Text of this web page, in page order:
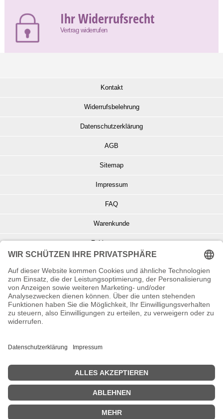
Ihr Widerrufsrecht
Vertrag widerrufen
Kontakt
Widerrufsbelehrung
Datenschutzerklärung
AGB
Sitemap
Impressum
FAQ
Warenkunde
Zahlungsarten
Info zu Elektro- u. Elektronikgeräten
Batterieentsorgung
Informationen zur Echtheit von Kundenbewertungen
© Copyright 2026 Wohnambiente-Shop